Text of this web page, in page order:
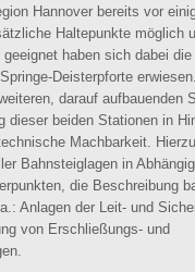
Hannover bereits vor
Haltepunkte möglich
haben sich dabei
Deisterpforte erwiesen.
darauf aufbauenden
dieser beiden Stationen in
Machbarkeit.
Bahnsteiglagen in
die Beschreibung
Anlagen der Leit- und
von Erschließungs- und